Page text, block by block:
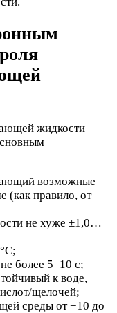
жидкости
возможные
(как правило, от
не хуже ±1,0…
более 5–10 с;
к воде,
щелочей;
среды от −10 до